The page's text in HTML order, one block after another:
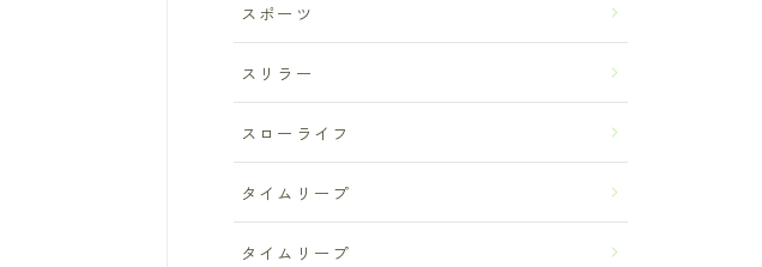
スポーツ
スリラー
スローライフ
タイムリープ
タイムリープ